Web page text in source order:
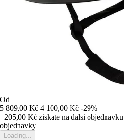
Od
5 809,00 Kč 4 100,00 Kč -29%
+205,00 Kč ziskate na dalsi objednavku
objednavky
Loading...